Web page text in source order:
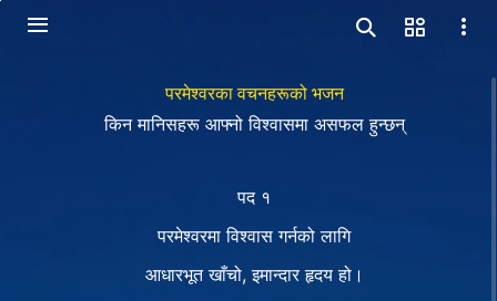
परमेश्‍वरका वचनहरूको भजन
किन मानिसहरू आफ्नो विश्‍वासमा असफल हुन्छन्
पद १
परमेश्‍वरमा विश्‍वास गर्नको लागि
आधारभूत खाँचो, इमान्दार हृदय हो।